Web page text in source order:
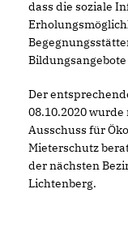
dass die soziale
Der
08.10.2020
Ausschuss für
Mieterschutz
der nächsten
Lichtenberg.